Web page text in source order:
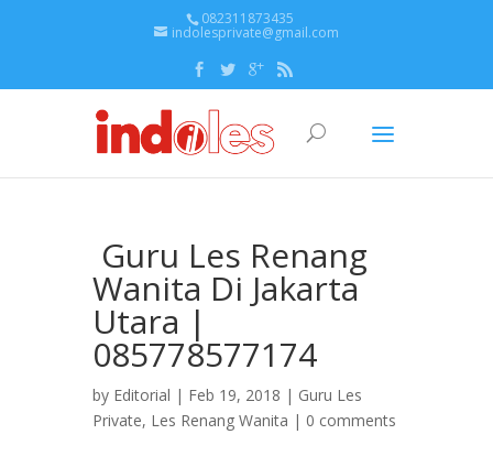
082311873435
indolesprivate@gmail.com
Guru Les Renang
Wanita Di Jakarta
Utara |
085778577174
by Editorial | Feb 19, 2018 | Guru Les
Private, Les Renang Wanita | 0 comments